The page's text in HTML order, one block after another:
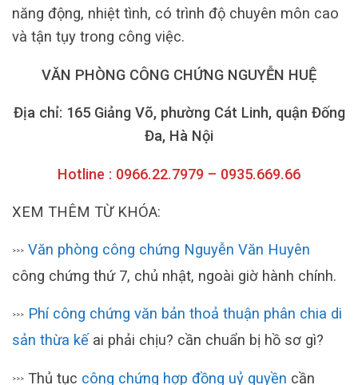
năng động, nhiệt tình, có trình độ chuyên môn cao
và tận tụy trong công việc.
VĂN PHÒNG CÔNG CHỨNG NGUYỄN HUỆ
Địa chỉ: 165 Giảng Võ, phường Cát Linh, quận Đống
Đa, Hà Nội
Hotline : 0966.22.7979 – 0935.669.66
XEM THÊM TỪ KHÓA:
>>> Văn phòng công chứng Nguyễn Văn Huyên
công chứng thứ 7, chủ nhật, ngoài giờ hành chính.
>>>
Phí công chứng văn bản thoả thuận phân chia di
sản thừa kế ai phải chịu? cần chuẩn bị hồ sơ gì?
>>> Thủ tục công chứng hợp đồng uỷ quyền cần